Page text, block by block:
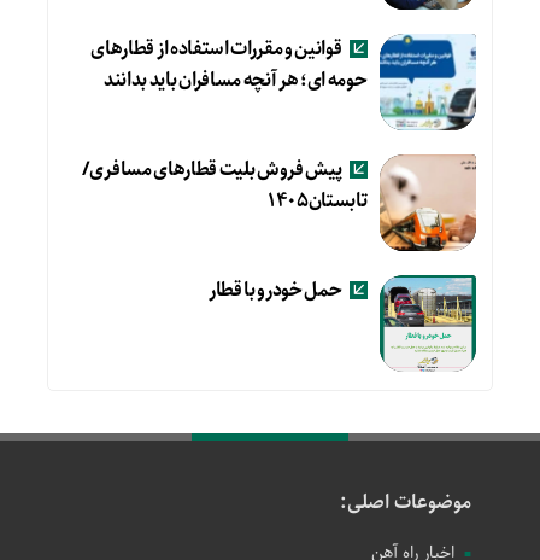
قوانین و مقررات استفاده از قطارهای
حومه ای؛ هر آنچه مسافران باید بدانند
پیش فروش بلیت قطارهای مسافری/
تابستان۱۴۰۵
حمل خودرو با قطار
موضوعات اصلی:
اخبار راه آهن